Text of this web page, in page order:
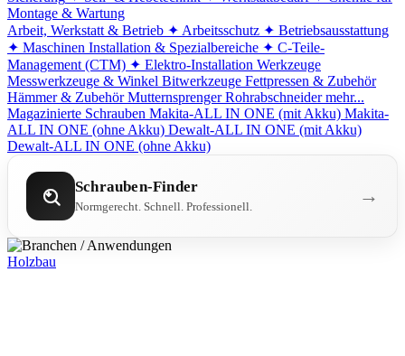
Montage & Wartung
Arbeit, Werkstatt & Betrieb ✦ Arbeitsschutz ✦ Betriebsausstattung
✦ Maschinen Installation & Spezialbereiche ✦ C-Teile-
Management (CTM) ✦ Elektro-Installation Werkzeuge
Messwerkzeuge & Winkel Bitwerkzeuge Fettpressen & Zubehör
Hämmer & Zubehör Mutternsprenger Rohrabschneider mehr...
Magazinierte Schrauben Makita-ALL IN ONE (mit Akku) Makita-
ALL IN ONE (ohne Akku) Dewalt-ALL IN ONE (mit Akku)
Dewalt-ALL IN ONE (ohne Akku)
Schrauben-Finder
Normgerecht. Schnell. Professionell. →
Holzbau